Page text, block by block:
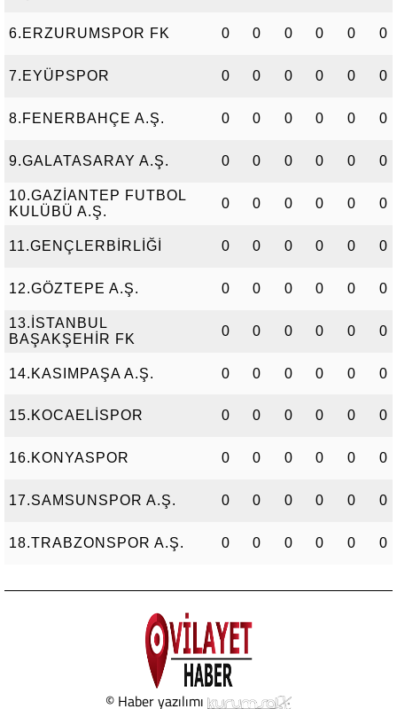
6.ERZURUMSPOR FK 0 0 0 0 0 0
7.EYÜPSPOR 0 0 0 0 0 0
8.FENERBAHÇE A.Ş. 0 0 0 0 0 0
9.GALATASARAY A.Ş. 0 0 0 0 0 0
10.GAZİANTEP FUTBOL
KULÜBÜ A.Ş.
0 0 0 0 0 0
11.GENÇLERBİRLİĞİ 0 0 0 0 0 0
12.GÖZTEPE A.Ş. 0 0 0 0 0 0
13.İSTANBUL
BAŞAKŞEHİR FK
0 0 0 0 0 0
14.KASIMPAŞA A.Ş. 0 0 0 0 0 0
15.KOCAELİSPOR 0 0 0 0 0 0
16.KONYASPOR 0 0 0 0 0 0
17.SAMSUNSPOR A.Ş. 0 0 0 0 0 0
18.TRABZONSPOR A.Ş. 0 0 0 0 0 0
© Haber yazılımı